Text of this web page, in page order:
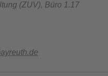
(ZUV), Büro 1.17